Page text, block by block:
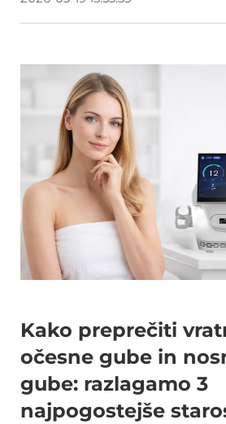
Kako preprečiti
očesne gube in
gube: razlagamo 3
najpogostejše